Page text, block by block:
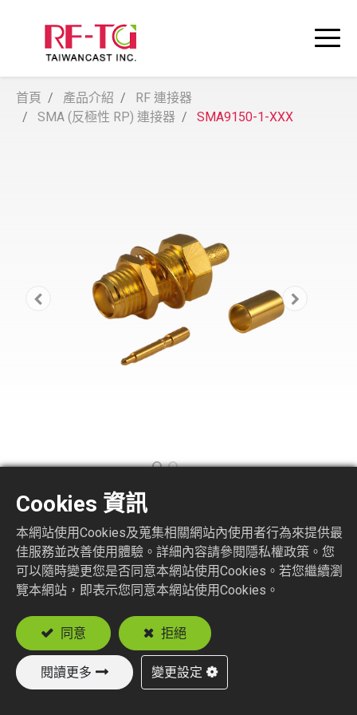
首頁 產品介紹
RF 連接器
SMA (反極性 RP) 連接器
SMA9150-1-XXX
SMA9150-1-XXX
SMA STR. JACK BULKHEAD REVERSE
POLARITY CRIMP TYPE
Suitable Cable
RG178, RG196
RG174, RG188, RG316, RD316
Cookies 資訊
本網站使用Cookies及蒐集相關網站內使用者行為來提供最
佳服務並改善使用體驗。詳細內容請參閱隱私權政策。您
可以隨時變更您是否同意本網站使用Cookies。若您繼續瀏
覽本網站，即表示您同意本網站使用Cookies。
同意 拒絕
閱讀更多 變更設定